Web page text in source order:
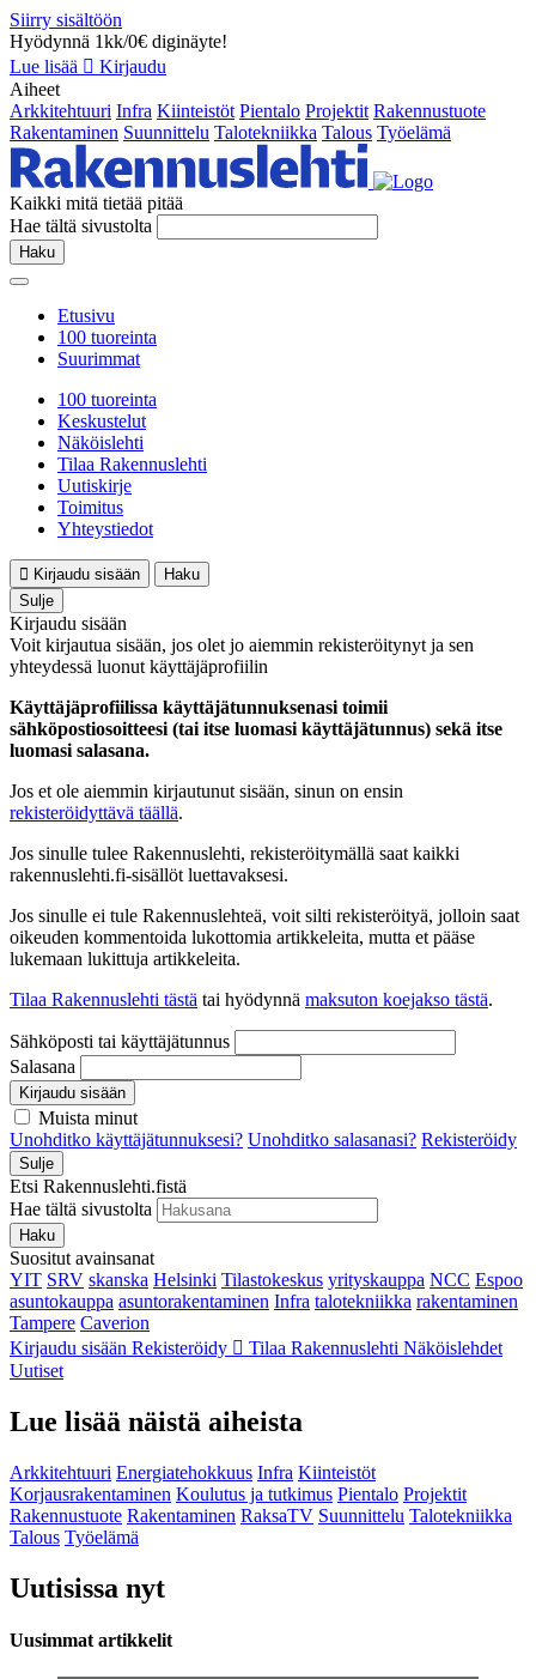
Siirry sisältöön
Hyödynnä 1kk/0€ diginäyte!
Lue lisää
Kirjaudu
Aiheet
Arkkitehtuuri Infra Kiinteistöt Pientalo Projektit Rakennustuote
Rakentaminen Suunnittelu Talotekniikka Talous Työelämä
Kaikki mitä tietää pitää
Hae tältä sivustolta
Haku
Etusivu
100 tuoreinta
Suurimmat
100 tuoreinta
Keskustelut
Näköislehti
Tilaa Rakennuslehti
Uutiskirje
Toimitus
Yhteystiedot
Kirjaudu sisään
Haku
Sulje
Kirjaudu sisään
Voit kirjautua sisään, jos olet jo aiemmin rekisteröitynyt ja sen
yhteydessä luonut käyttäjäprofiilin
Käyttäjäprofiilissa käyttäjätunnuksenasi toimii
sähköpostiosoitteesi (tai itse luomasi käyttäjätunnus) sekä itse
luomasi salasana.
Jos et ole aiemmin kirjautunut sisään, sinun on ensin
rekisteröidyttävä täällä.
Jos sinulle tulee Rakennuslehti, rekisteröitymällä saat kaikki
rakennuslehti.fi-sisällöt luettavaksesi.
Jos sinulle ei tule Rakennuslehteä, voit silti rekisteröityä, jolloin saat
oikeuden kommentoida lukottomia artikkeleita, mutta et pääse
lukemaan lukittuja artikkeleita.
Tilaa Rakennuslehti tästä tai hyödynnä maksuton koejakso tästä.
Sähköposti tai käyttäjätunnus
Salasana
Kirjaudu sisään
Muista minut
Unohditko käyttäjätunnuksesi? Unohditko salasanasi? Rekisteröidy
Sulje
Etsi Rakennuslehti.fistä
Hae tältä sivustolta
Haku
Suositut avainsanat
YIT SRV skanska Helsinki Tilastokeskus yrityskauppa NCC Espoo
asuntokauppa asuntorakentaminen Infra talotekniikka rakentaminen
Tampere Caverion
Kirjaudu sisään Rekisteröidy Tilaa Rakennuslehti Näköislehdet
Uutiset
Lue lisää näistä aiheista
Arkkitehtuuri Energiatehokkuus Infra Kiinteistöt
Korjausrakentaminen Koulutus ja tutkimus Pientalo Projektit
Rakennustuote Rakentaminen RaksaTV Suunnittelu Talotekniikka
Talous Työelämä
Uutisissa nyt
Uusimmat artikkelit